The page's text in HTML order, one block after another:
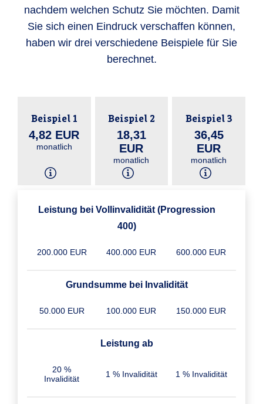
nachdem welchen Schutz Sie möchten. Damit
Sie sich einen Eindruck verschaffen können,
haben wir drei verschiedene Beispiele für Sie
berechnet.
Beispiel 1
4,82 EUR
monatlich
Beispiel 2
18,31
EUR
monatlich
Beispiel 3
36,45
EUR
monatlich
Leistung bei Vollinvalidität (Progression
400)
200.000 EUR 400.000 EUR 600.000 EUR
Grundsumme bei Invalidität
50.000 EUR 100.000 EUR 150.000 EUR
Leistung ab
20 %
Invalidität
1 % Invalidität 1 % Invalidität